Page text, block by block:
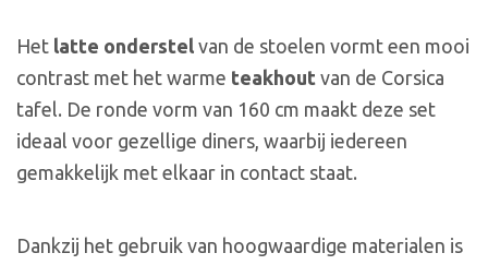
Het latte onderstel van de stoelen vormt een mooi
contrast met het warme teakhout van de Corsica
tafel. De ronde vorm van 160 cm maakt deze set
ideaal voor gezellige diners, waarbij iedereen
gemakkelijk met elkaar in contact staat.
Dankzij het gebruik van hoogwaardige materialen is